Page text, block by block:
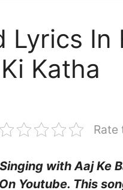
Lyrics In
Katha
Rate
with Aaj Ke
Youtube. This